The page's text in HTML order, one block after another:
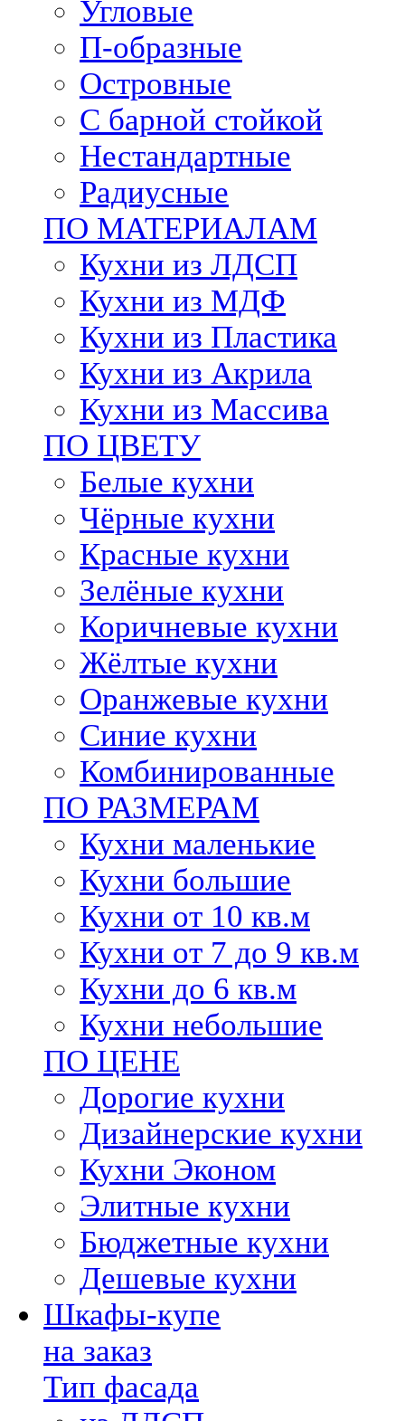
Угловые
П-образные
Островные
С барной стойкой
Нестандартные
Радиусные
ПО МАТЕРИАЛАМ
Кухни из ЛДСП
Кухни из МДФ
Кухни из Пластика
Кухни из Акрила
Кухни из Массива
ПО ЦВЕТУ
Белые кухни
Чёрные кухни
Красные кухни
Зелёные кухни
Коричневые кухни
Жёлтые кухни
Оранжевые кухни
Синие кухни
Комбинированные
ПО РАЗМЕРАМ
Кухни маленькие
Кухни большие
Кухни от 10 кв.м
Кухни от 7 до 9 кв.м
Кухни до 6 кв.м
Кухни небольшие
ПО ЦЕНЕ
Дорогие кухни
Дизайнерские кухни
Кухни Эконом
Элитные кухни
Бюджетные кухни
Дешевые кухни
Шкафы-купе
на заказ
Тип фасада